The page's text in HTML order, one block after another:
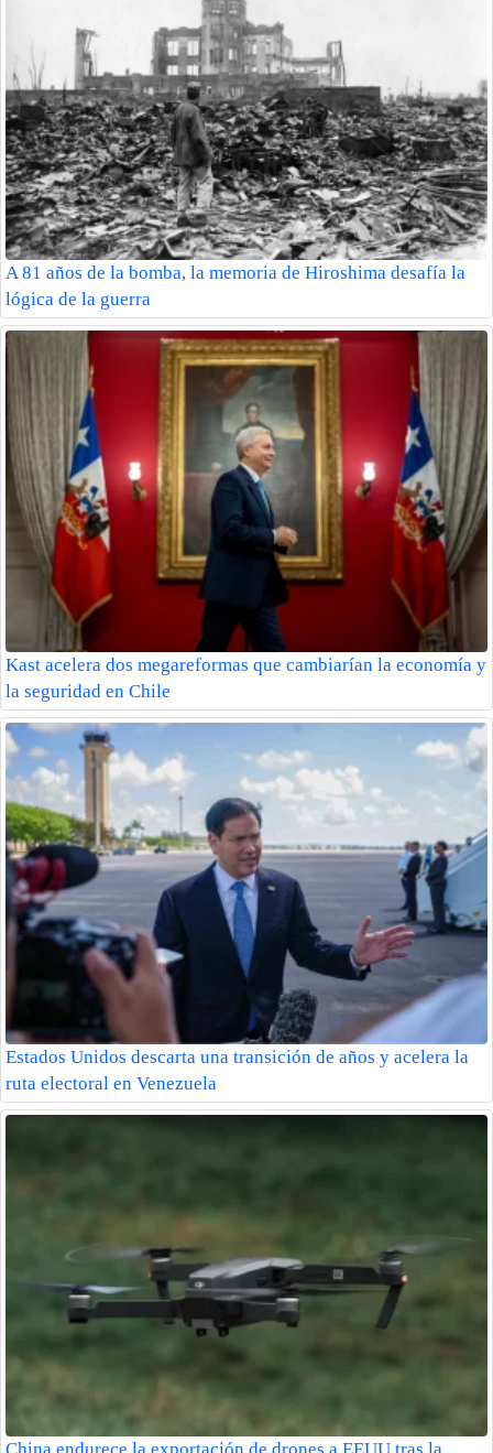
A 81 años de la bomba, la memoria de Hiroshima desafía la
lógica de la guerra
Kast acelera dos megareformas que cambiarían la economía y
la seguridad en Chile
Estados Unidos descarta una transición de años y acelera la
ruta electoral en Venezuela